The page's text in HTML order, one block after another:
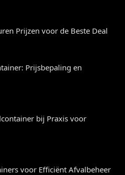
Prijzen voor de Beste Deal
Prijsbepaling en
bij Praxis voor
voor Efficiënt Afvalbeheer